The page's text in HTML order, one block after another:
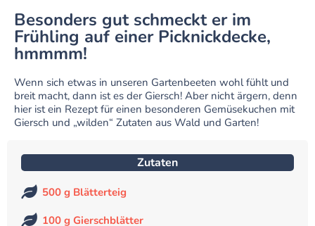
Besonders gut schmeckt er im
Frühling auf einer Picknickdecke,
hmmmm!
Wenn sich etwas in unseren Gartenbeeten wohl fühlt und
breit macht, dann ist es der Giersch! Aber nicht ärgern, denn
hier ist ein Rezept für einen besonderen Gemüsekuchen mit
Giersch und „wilden“ Zutaten aus Wald und Garten!
Zutaten
500 g Blätterteig
100 g Gierschblätter